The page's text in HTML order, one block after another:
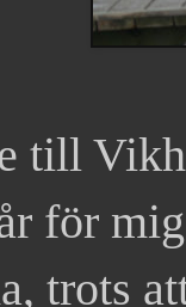
till
för
trots